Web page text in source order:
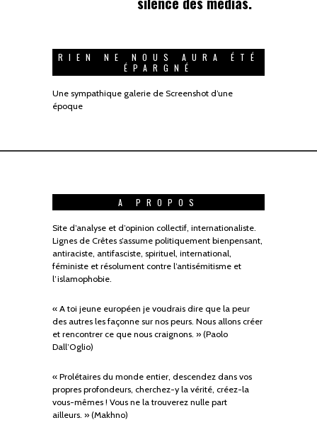
RIEN NE NOUS AURA ÉTÉ
ÉPARGNÉ
Une sympathique galerie de Screenshot d’une
époque
A PROPOS
Site d’analyse et d’opinion collectif, internationaliste.
Lignes de Crêtes s’assume politiquement bienpensant,
antiraciste, antifasciste, spirituel, international,
féministe et résolument contre l’antisémitisme et
l’islamophobie.
« A toi jeune européen je voudrais dire que la peur
des autres les façonne sur nos peurs. Nous allons créer
et rencontrer ce que nous craignons. » (Paolo
Dall’Oglio)
« Prolétaires du monde entier, descendez dans vos
propres profondeurs, cherchez-y la vérité, créez-la
vous-mêmes ! Vous ne la trouverez nulle part
ailleurs. » (Makhno)